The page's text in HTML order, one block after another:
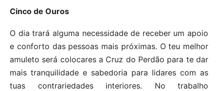
Cinco de Ouros
O dia trará alguma necessidade de receber um apoio
e conforto das pessoas mais próximas. O teu melhor
amuleto será colocares a Cruz do Perdão para te dar
mais tranquilidade e sabedoria para lidares com as
tuas contrariedades interiores. No trabalho